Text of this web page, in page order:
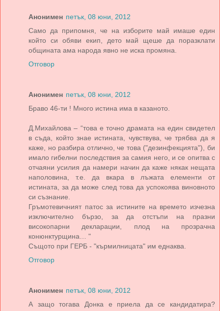
Анонимен петък, 08 юни, 2012
Само да припомня, че на изборите май имаше един
който си обяви екип, дето май щеше да поразклати
общината ама народа явно не иска промяна.
Отговор
Анонимен петък, 08 юни, 2012
Браво 46-ти ! Много истина има в казаното.
Д.Михайлова – “това е точно драмата на един свидетел
в съда, който знае истината, чувствува, че трябва да я
каже, но разбира отлично, че това ("дезинфекцията"), би
имало гибелни последствия за самия него, и се опитва с
отчаяни усилия да намери начин да каже някак нещата
наполовина, т.е. да вкара в лъжата елементи от
истината, за да може след това да успокоява виновното
си съзнание.
Гръмотевичният патос за истините на времето изчезнa
изключително бързо, за да отстъпи на празни
високопарни декларации, плод на прозрачна
конюнктурщина… "
Същото при ГЕРБ - "кърмилницата" им еднаква.
Отговор
Анонимен петък, 08 юни, 2012
А защо тогава Донка е приела да се кандидатира?